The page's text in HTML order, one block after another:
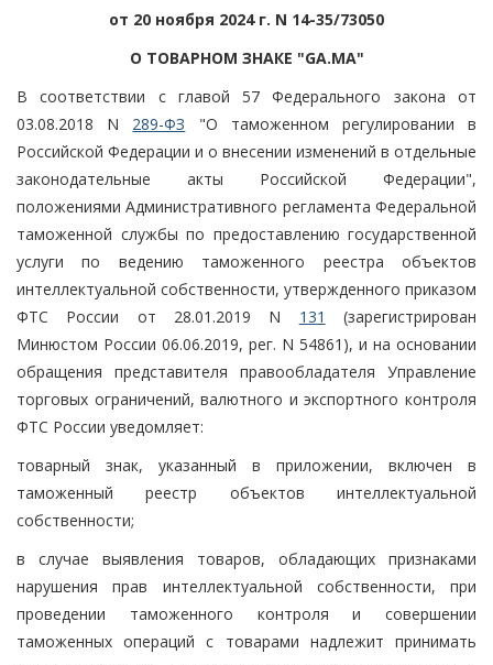
от 20 ноября 2024 г. N 14-35/73050
О ТОВАРНОМ ЗНАКЕ "GA.MA"
В соответствии с главой 57 Федерального закона от
03.08.2018 N 289-ФЗ "О таможенном регулировании в
Российской Федерации и о внесении изменений в отдельные
законодательные акты Российской Федерации",
положениями Административного регламента Федеральной
таможенной службы по предоставлению государственной
услуги по ведению таможенного реестра объектов
интеллектуальной собственности, утвержденного приказом
ФТС России от 28.01.2019 N 131
(зарегистрирован
Минюстом России 06.06.2019, рег. N 54861), и на основании
обращения представителя правообладателя Управление
торговых ограничений, валютного и экспортного контроля
ФТС России уведомляет:
товарный знак, указанный в приложении, включен в
таможенный реестр объектов интеллектуальной
собственности;
в случае выявления товаров, обладающих признаками
нарушения прав интеллектуальной собственности, при
проведении таможенного контроля и совершении
таможенных операций с товарами надлежит принимать